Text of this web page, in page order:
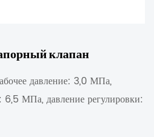
клапан
6,5 МПа, давление регулировки: